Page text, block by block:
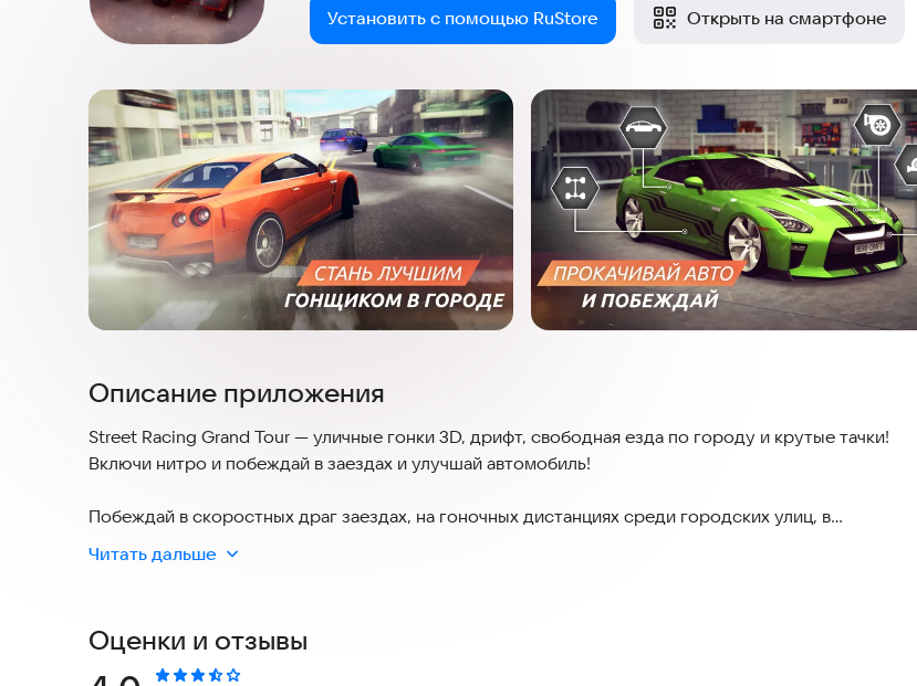
Установить с помощью RuStore Открыть на смартфоне
Скриншоты
Описание приложения
Street Racing Grand Tour — уличные гонки 3D, дрифт, свободная езда по городу и крутые тачки!
Включи нитро и побеждай в заездах и улучшай автомобиль!
Побеждай в скоростных драг заездах, на гоночных дистанциях среди городских улиц, в
соревнованиях по дрифту и поездках на время.
Используй удобное управление и стань первым в каждом заезде! Исследуй улицы громадного
города, полного небоскребов, промышленных и торговых кварталов. Одерживай победы в SRGT, и
Читать дальше
Оценки и отзывы